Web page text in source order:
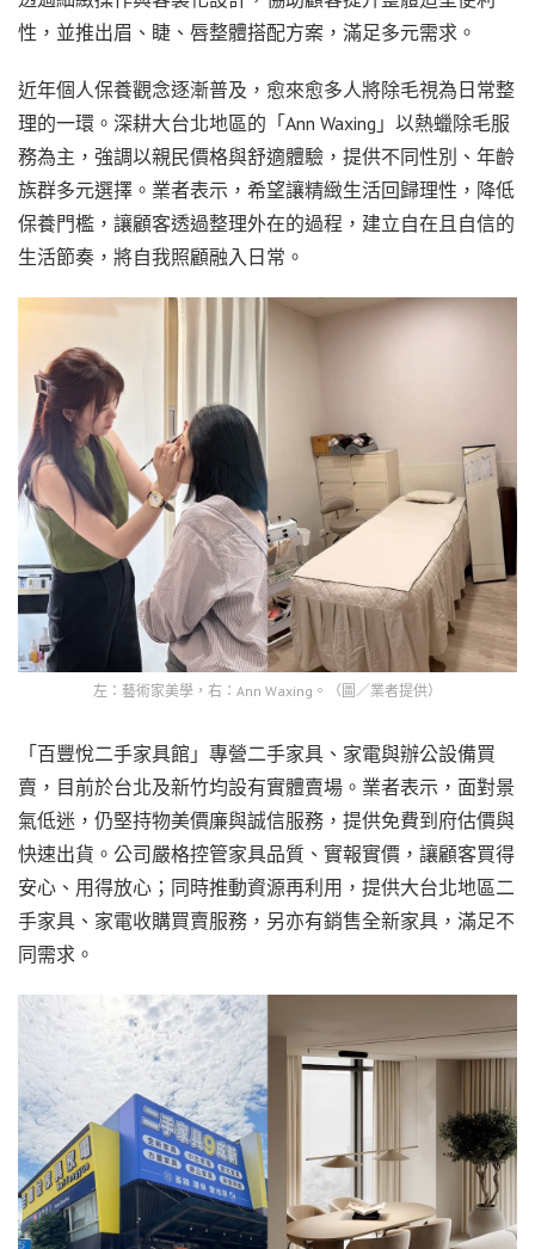
性，並推出眉、睫、唇整體搭配方案，滿足多元需求。
近年個人保養觀念逐漸普及，愈來愈多人將除毛視為日常整
理的一環。深耕大台北地區的「Ann Waxing」以熱蠟除毛服
務為主，強調以親民價格與舒適體驗，提供不同性別、年齡
族群多元選擇。業者表示，希望讓精緻生活回歸理性，降低
保養門檻，讓顧客透過整理外在的過程，建立自在且自信的
生活節奏，將自我照顧融入日常。
左：藝術家美學，右：Ann Waxing。（圖／業者提供）
「百豐悅二手家具館」專營二手家具、家電與辦公設備買
賣，目前於台北及新竹均設有實體賣場。業者表示，面對景
氣低迷，仍堅持物美價廉與誠信服務，提供免費到府估價與
快速出貨。公司嚴格控管家具品質、實報實價，讓顧客買得
安心、用得放心；同時推動資源再利用，提供大台北地區二
手家具、家電收購買賣服務，另亦有銷售全新家具，滿足不
同需求。